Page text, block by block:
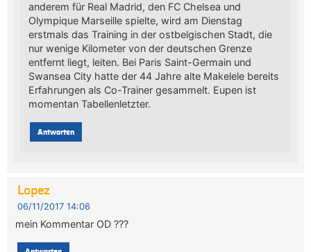
anderem für Real Madrid, den FC Chelsea und
Olympique Marseille spielte, wird am Dienstag
erstmals das Training in der ostbelgischen Stadt, die
nur wenige Kilometer von der deutschen Grenze
entfernt liegt, leiten. Bei Paris Saint-Germain und
Swansea City hatte der 44 Jahre alte Makelele bereits
Erfahrungen als Co-Trainer gesammelt. Eupen ist
momentan Tabellenletzter.
Antworten
Lopez
06/11/2017 14:06
mein Kommentar OD ???